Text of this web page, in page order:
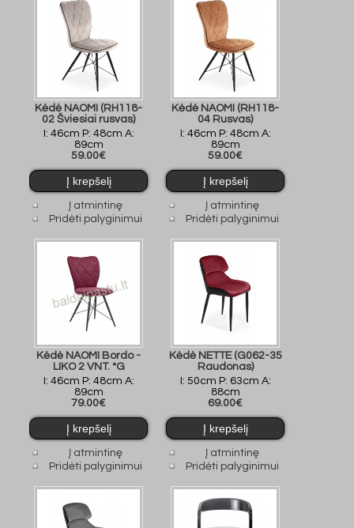
Kėdė NAOMI (RH118-
02 Šviesiai rusvas)
I: 46cm P: 48cm A:
89cm
59.00€
Į atmintinę
Pridėti palyginimui
Kėdė NAOMI (RH118-
04 Rusvas)
I: 46cm P: 48cm A:
89cm
59.00€
Į atmintinę
Pridėti palyginimui
Kėdė NAOMI Bordo -
LIKO 2 VNT. *G
I: 46cm P: 48cm A:
89cm
79.00€
Į atmintinę
Pridėti palyginimui
Kėdė NETTE (G062-35
Raudonas)
I: 50cm P: 63cm A:
88cm
69.00€
Į atmintinę
Pridėti palyginimui